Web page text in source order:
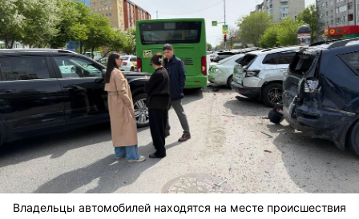
Владельцы автомобилей находятся на месте происшествия